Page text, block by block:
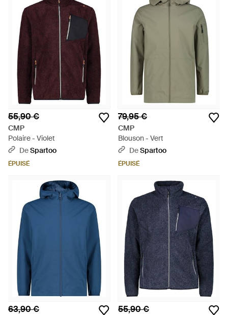
55,90 €
CMP
Polaire - Violet
DeSpartoo
ÉPUISÉ
79,95 €
CMP
Blouson - Vert
DeSpartoo
ÉPUISÉ
63,90 € 55,90 €